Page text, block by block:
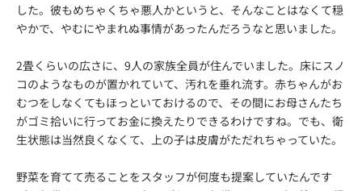
した。彼もめちゃくちゃ悪人かというと、そんなことはなくて穏
やかで、やむにやまれぬ事情があったんだろうなと思いました。
2畳くらいの広さに、9人の家族全員が住んでいました。床にスノ
コのようなものが置かれていて、汚れを垂れ流す。赤ちゃんがお
むつをしなくてもほっといておけるので、その間にお母さんたち
がゴミ拾いに行ってお金に換えたりできるわけですね。でも、衛
生状態は当然良くなくて、上の子は皮膚がただれちゃっていた。
野菜を育てて売ることをスタッフが何度も提案していたんです